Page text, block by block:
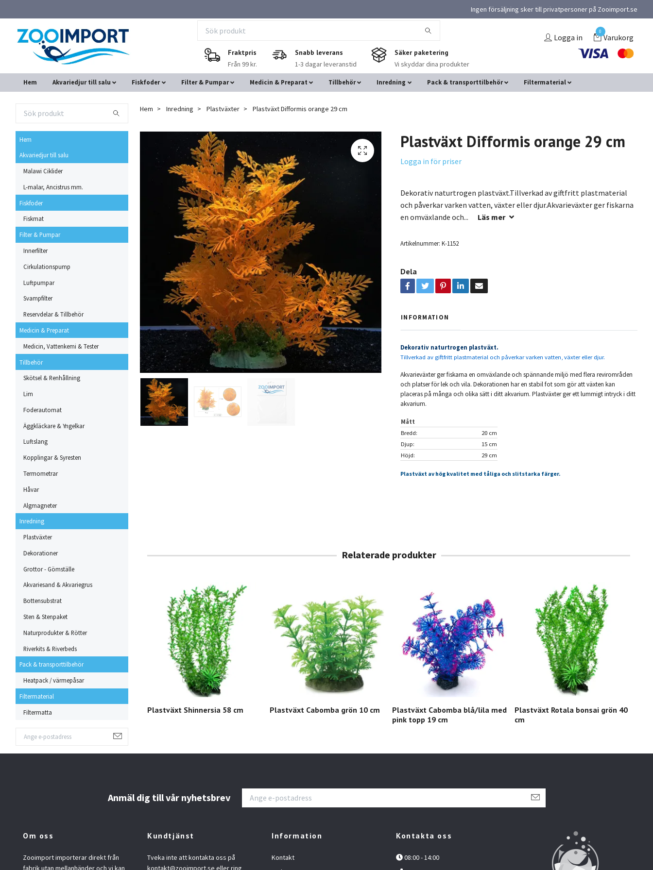
Ingen försäljning sker till privatpersoner på Zooimport.se
Fraktpris
Från 99 kr.
Snabb leverans
1-3 dagar leveranstid
Säker paketering
Vi skyddar dina produkter
Logga in
0
Varukorg
Hem Akvariedjur till salu Fiskfoder Filter & Pumpar Medicin & Preparat Tillbehör Inredning Pack & transporttilbehör Filtermaterial
Hem
Akvariedjur till salu
Malawi Ciklider
L-malar, Ancistrus mm.
Fiskfoder
Fiskmat
Filter & Pumpar
Innerfilter
Cirkulationspump
Luftpumpar
Svampfilter
Reservdelar & Tillbehör
Medicin & Preparat
Medicin, Vattenkemi & Tester
Tillbehör
Skötsel & Renhållning
Lim
Foderautomat
Äggkläckare & Yngelkar
Luftslang
Kopplingar & Syresten
Termometrar
Håvar
Algmagneter
Inredning
Plastväxter
Dekorationer
Grottor - Gömställe
Akvariesand & Akvariegrus
Bottensubstrat
Sten & Stenpaket
Naturprodukter & Rötter
Riverkits & Riverbeds
Pack & transporttilbehör
Heatpack / värmepåsar
Filtermaterial
Filtermatta
Hem Inredning Plastväxter Plastväxt Difformis orange 29 cm
Plastväxt Difformis orange 29 cm
Logga in för priser
Dekorativ naturtrogen plastväxt.Tillverkad av giftfritt plastmaterial
och påverkar varken vatten, växter eller djur.Akvarieväxter ger fiskarna
en omväxlande och...
Läs mer
Artikelnummer: K-1152
Dela
INFORMATION
Dekorativ naturtrogen plastväxt.
Tillverkad av giftfritt plastmaterial och påverkar varken vatten, växter eller djur.
Akvarieväxter ger fiskarna en omväxlande och spännande miljö med flera revirområden
och platser för lek och vila. Dekorationen har en stabil fot som gör att växten kan
placeras på många och olika sätt i ditt akvarium. Plastväxter ger ett lummigt intryck i ditt
akvarium.
Mått
Bredd:
20 cm
Djup:
15 cm
Höjd:
29 cm
Plastväxt av hög kvalitet med tåliga och slitstarka färger.
Plastväxt Shinnersia 58 cm Plastväxt Cabomba grön 10 cm
Plastväxt Cabomba blå/lila med
pink topp 19 cm
Plastväxt Rotala bonsai grön 40
cm
Anmäl dig till vår nyhetsbrev
Om oss
Zooimport importerar direkt från
fabrik utan mellanhänder och vi kan
Kundtjänst
Tveka inte att kontakta oss på
kontakt@zooimport.se eller ring
Information
Kontakt
Kontakta oss
08:00 - 14:00